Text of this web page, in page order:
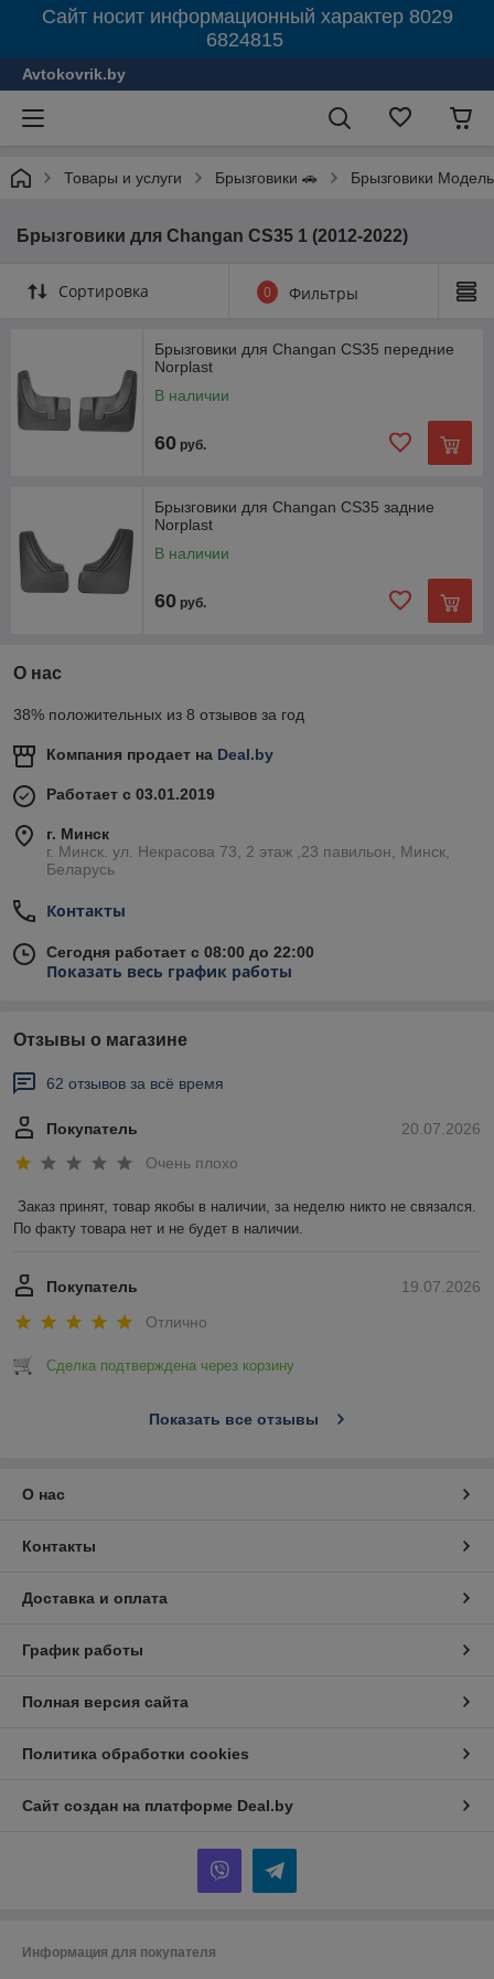
Сайт носит информационный характер 8029
6824815
Avtokovrik.by
Товары и услуги Брызговики 🚗 Брызговики
Брызговики для Changan CS35 1 (2012-2022)
Сортировка 0 Фильтры
Брызговики для Changan CS35 передние
Norplast
В наличии
60 руб.
Брызговики для Changan CS35 задние
Norplast
В наличии
60 руб.
О нас
38% положительных из 8 отзывов за год
Компания продает на Deal.by
Работает с 03.01.2019
г. Минск
г. Минск. ул. Некрасова 73, 2 этаж ,23 павильон, Минск,
Беларусь
Контакты
Сегодня работает с 08:00 до 22:00
Показать весь график работы
Отзывы о магазине
62 отзывов за всё время
20.07.2026
Покупатель
Очень плохо
Заказ принят, товар якобы в наличии, за неделю никто не связался.
По факту товара нет и не будет в наличии.
19.07.2026
Покупатель
Отлично
Сделка подтверждена через корзину
Показать все отзывы
О нас
Контакты
Доставка и оплата
График работы
Полная версия сайта
Политика обработки cookies
Сайт создан на платформе Deal.by
Информация для покупателя